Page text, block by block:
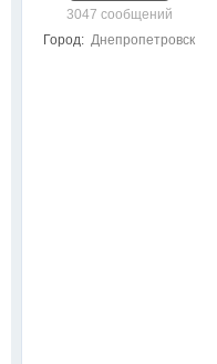
3047 сообщений
Город: Днепропетровск